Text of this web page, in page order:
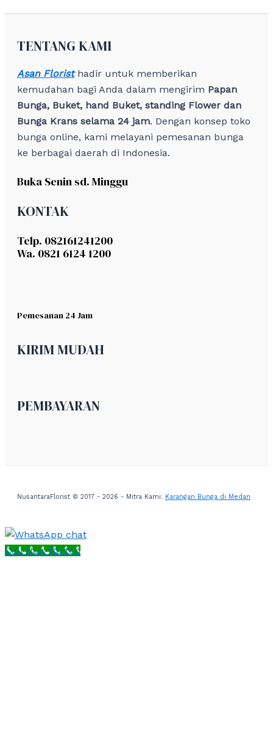
TENTANG KAMI
Asan Floristhadir untuk memberikan
kemudahan bagi Anda dalam mengirim Papan
Bunga, Buket, hand Buket, standing Flower dan
Bunga Krans selama 24 jam. Dengan konsep toko
bunga online, kami melayani pemesanan bunga
ke berbagai daerah di Indonesia.
Buka Senin sd. Minggu
KONTAK
Telp. 082161241200
Wa. 0821 6124 1200
Pemesanan 24 Jam
KIRIM MUDAH
PEMBAYARAN
NusantaraFlorist © 2017 - 2026 - Mitra Kami: Karangan Bunga di Medan
Call Now Button